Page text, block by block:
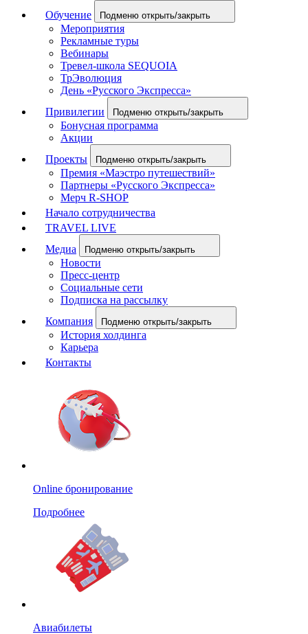
Обучение
Подменю открыть/закрыть
Мероприятия
Рекламные туры
Вебинары
Тревел-школа SEQUOIA
ТрЭволюция
День «Русского Экспресса»
Привилегии
Подменю открыть/закрыть
Бонусная программа
Акции
Проекты
Подменю открыть/закрыть
Премия «Маэстро путешествий»
Партнеры «Русского Экспресса»
Мерч R-SHOP
Начало сотрудничества
TRAVEL LIVE
Медиа
Подменю открыть/закрыть
Новости
Пресс-центр
Социальные сети
Подписка на рассылку
Компания
Подменю открыть/закрыть
История холдинга
Карьера
Контакты
Online бронирование
Подробнее
Авиабилеты